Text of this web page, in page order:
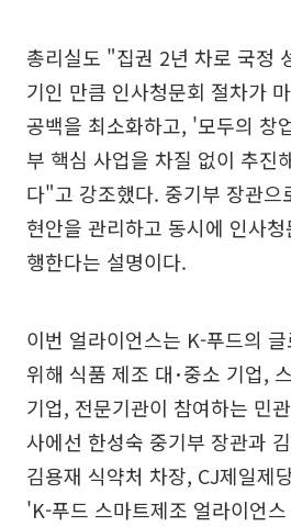
총리실도 "집권 2년 차로 국정
기인 만큼 인사청문회 절차가
공백을 최소화하고, '모두의 창
부 핵심 사업을 차질 없이 추진
다"고 강조했다. 중기부 장관으
현안을 관리하고 동시에 인사
행한다는 설명이다.
이번 얼라이언스는 K-푸드의
위해 식품 제조 대･중소 기업,
기업, 전문기관이 참여하는 민
사에선 한성숙 중기부 장관과
김용재 식약처 차장, CJ제일제
'K-푸드 스마트제조 얼라이언